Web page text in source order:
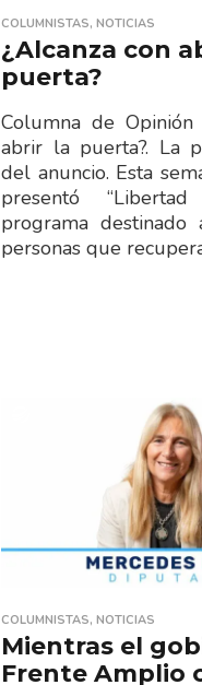
COLUMNISTAS,NOTICIAS
¿Alcanza con
puerta?
Columna de
abrir la puerta?. La
del anuncio. Esta
presentó
programa destinado
personas que
COLUMNISTAS,NOTICIAS
Mientras el
Frente Amplio